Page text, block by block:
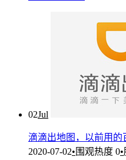
02Jul
滴滴出地图，以前用的
2020-07-02• 围观热度 0•